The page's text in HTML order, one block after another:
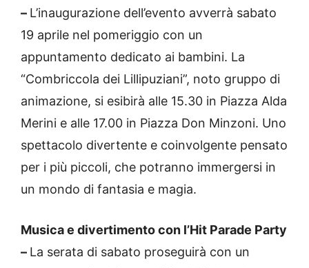
– L’inaugurazione dell’evento avverrà sabato
19 aprile nel pomeriggio con un
appuntamento dedicato ai bambini. La
“Combriccola dei Lillipuziani”, noto gruppo di
animazione, si esibirà alle 15.30 in Piazza Alda
Merini e alle 17.00 in Piazza Don Minzoni. Uno
spettacolo divertente e coinvolgente pensato
per i più piccoli, che potranno immergersi in
un mondo di fantasia e magia.
Musica e divertimento con l’Hit Parade Party
– La serata di sabato proseguirà con un